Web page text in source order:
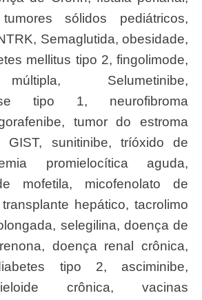
tumores sólidos pediátricos,
Semaglutida, obesidade,
mellitus tipo 2, fingolimode,
Selumetinibe,
tipo 1, neurofibroma
tumor do estroma
GIST, sunitinibe, tríóxido de
promielocítica aguda,
mofetila, micofenolato de
hepático, tacrolimo
selegilina, doença de
doença renal crônica,
tipo 2, asciminibe,
crônica, vacinas